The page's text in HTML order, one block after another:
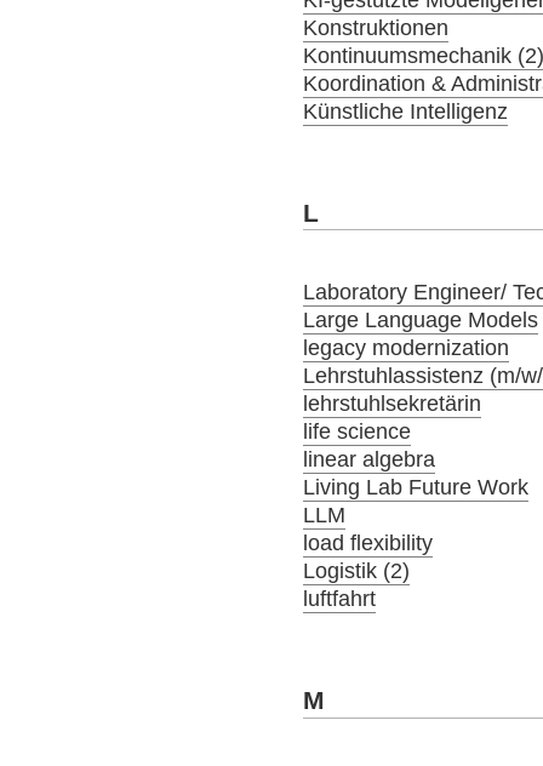
Konstruktionen
Kontinuumsmechanik
Koordination &
Künstliche Intelligenz
L
Laboratory Engineer/
Large Language Models
legacy modernization
Lehrstuhlassistenz (m/
lehrstuhlsekretärin
life science
linear algebra
Living Lab Future Work
LLM
load flexibility
Logistik (2)
luftfahrt
M